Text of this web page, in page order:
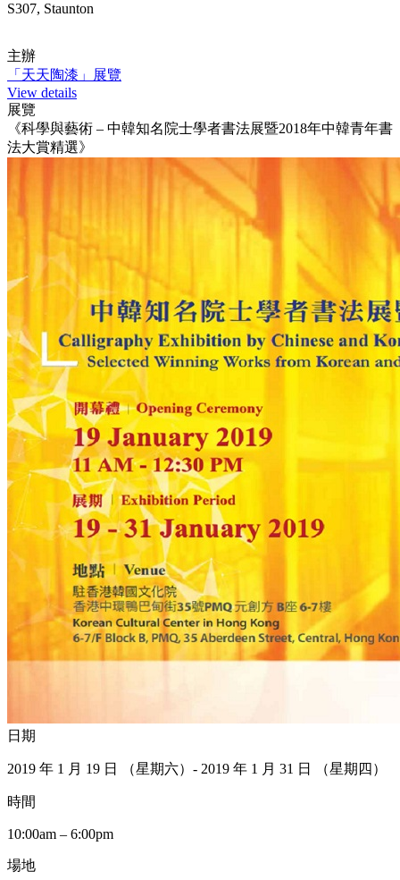
S307, Staunton
主辦
「天天陶漆」展覽
View details
展覽
《科學與藝術 – 中韓知名院士學者書法展暨2018年中韓青年書
法大賞精選》
日期
2019 年 1 月 19 日 （星期六）- 2019 年 1 月 31 日 （星期四）
時間
10:00am – 6:00pm
場地